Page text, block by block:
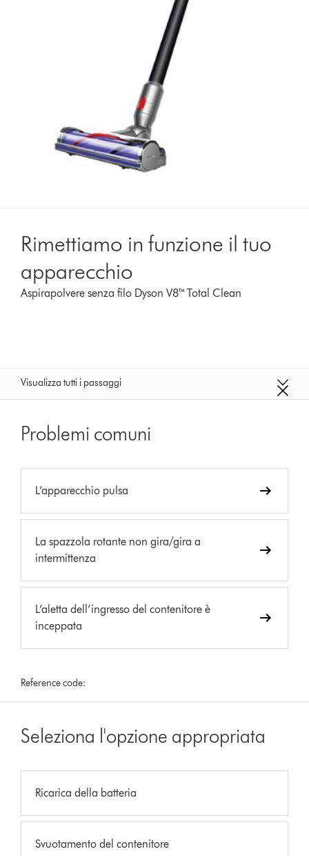
Rimettiamo in funzione il tuo
apparecchio
Aspirapolvere senza filo Dyson V8™ Total Clean
Visualizza tutti i passaggi
Problemi comuni
L’apparecchio pulsa
La spazzola rotante non gira/gira a
intermittenza
L’aletta dell’ingresso del contenitore è
inceppata
Reference code:
Seleziona l'opzione appropriata
Ricarica della batteria
Svuotamento del contenitore